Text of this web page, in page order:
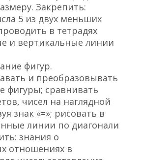
Закрепить:
5 из двух меньших
в тетрадях
и вертикальные линии
фигур.
и преобразовывать
фигуры; сравнивать
чисел на наглядной
знак «=»; рисовать в
линии по диагонали
знания о
отношениях в